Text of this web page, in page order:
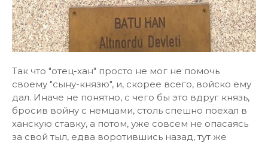
Так что "отец-хан" просто не мог не помочь
своему "сыну-князю", и, скорее всего, войско ему
дал. Иначе не понятно, с чего бы это вдруг князь,
бросив войну с немцами, столь спешно поехал в
ханскую ставку, а потом, уже совсем не опасаясь
за свой тыл, едва воротившись назад, тут же